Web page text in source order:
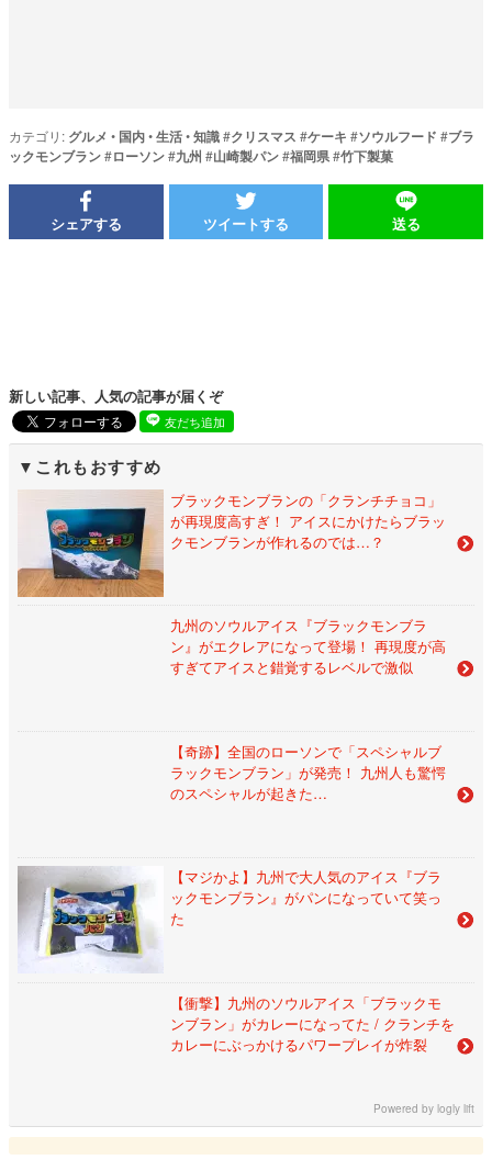
カテゴリ: グルメ • 国内•生活•知識#クリスマス #ケーキ #ソウルフード #ブラ
ックモンブラン#ローソン#九州 #山崎製パン#福岡県#竹下製菓
シェアする ツイートする 送る
新しい記事、人気の記事が届くぞ
友だち追加
これもおすすめ
ブラックモンブランの「クランチチョコ」
が再現度高すぎ！ アイスにかけたらブラッ
クモンブランが作れるのでは…？
九州のソウルアイス『ブラックモンブラ
ン』がエクレアになって登場！ 再現度が高
すぎてアイスと錯覚するレベルで激似
【奇跡】全国のローソンで「スペシャルブ
ラックモンブラン」が発売！ 九州人も驚愕
のスペシャルが起きた…
【マジかよ】九州で大人気のアイス『ブラ
ックモンブラン』がパンになっていて笑っ
た
【衝撃】九州のソウルアイス「ブラックモ
ンブラン」がカレーになってた / クランチを
カレーにぶっかけるパワープレイが炸裂
Powered bylogly lift